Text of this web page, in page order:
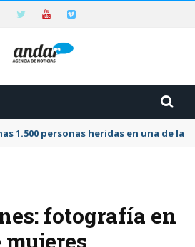
1.500 personas heridas en una de
fotografía en
mujeres